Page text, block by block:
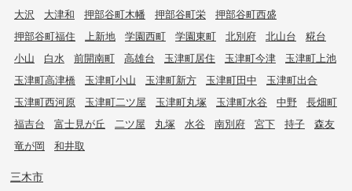
大沢
大津和 押部谷町木幡 押部谷町栄
押部谷町西盛
押部谷町福住
上新地 学園西町 学園東町 北別府 北山台
糀台
小山
白水 前開南町 高雄台 玉津町居住 玉津町今津
玉津町上池
玉津町高津橋
玉津町小山 玉津町新方 玉津町田中
玉津町出合
玉津町西河原
玉津町二ツ屋 玉津町丸塚 玉津町水谷 中野
長畑町
福吉台
富士見が丘 二ツ屋 丸塚 水谷 南別府 宮下 持子
森友
竜が岡
和井取
三木市